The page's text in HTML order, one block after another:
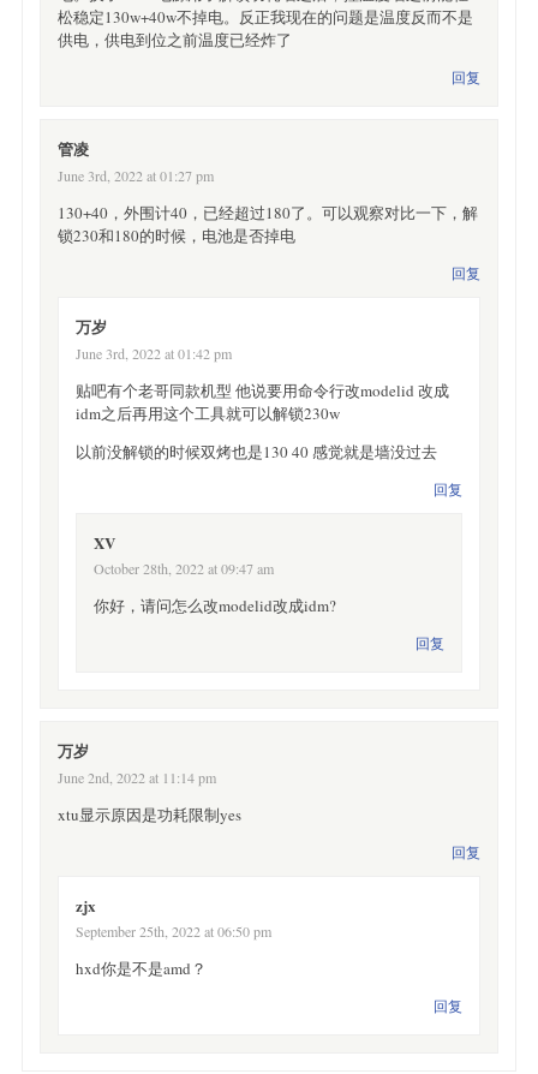
松稳定130w+40w不掉电。反正我现在的问题是温度反而不是
供电，供电到位之前温度已经炸了
回复
管凌
June 3rd, 2022 at 01:27 pm
130+40，外围计40，已经超过180了。可以观察对比一下，解
锁230和180的时候，电池是否掉电
回复
万岁
June 3rd, 2022 at 01:42 pm
贴吧有个老哥同款机型 他说要用命令行改modelid 改成
idm之后再用这个工具就可以解锁230w
以前没解锁的时候双烤也是130 40 感觉就是墙没过去
回复
XV
October 28th, 2022 at 09:47 am
你好，请问怎么改modelid改成idm?
回复
万岁
June 2nd, 2022 at 11:14 pm
xtu显示原因是功耗限制yes
回复
zjx
September 25th, 2022 at 06:50 pm
hxd你是不是amd？
回复